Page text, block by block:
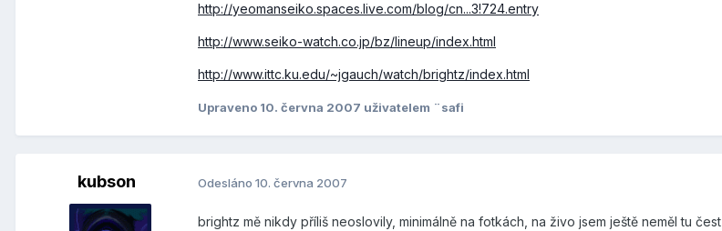
http://yeomanseiko.spaces.live.com/blog/cn...3!724.entry
http://www.seiko-watch.co.jp/bz/lineup/index.html
http://www.ittc.ku.edu/~jgauch/watch/brightz/index.html
Upraveno 10. června 2007 uživatelem ¨safi
kubson Odesláno 10. června 2007
brightz mě nikdy příliš neoslovily, minimálně na fotkách, na živo jsem ještě neměl tu čest